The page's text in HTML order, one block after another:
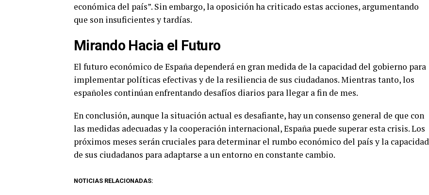
económica del país”. Sin embargo, la oposición ha criticado estas acciones, argumentando
que son insuficientes y tardías.
Mirando Hacia el Futuro
El futuro económico de España dependerá en gran medida de la capacidad del gobierno para
implementar políticas efectivas y de la resiliencia de sus ciudadanos. Mientras tanto, los
españoles continúan enfrentando desafíos diarios para llegar a fin de mes.
En conclusión, aunque la situación actual es desafiante, hay un consenso general de que con
las medidas adecuadas y la cooperación internacional, España puede superar esta crisis. Los
próximos meses serán cruciales para determinar el rumbo económico del país y la capacidad
de sus ciudadanos para adaptarse a un entorno en constante cambio.
NOTICIAS RELACIONADAS: